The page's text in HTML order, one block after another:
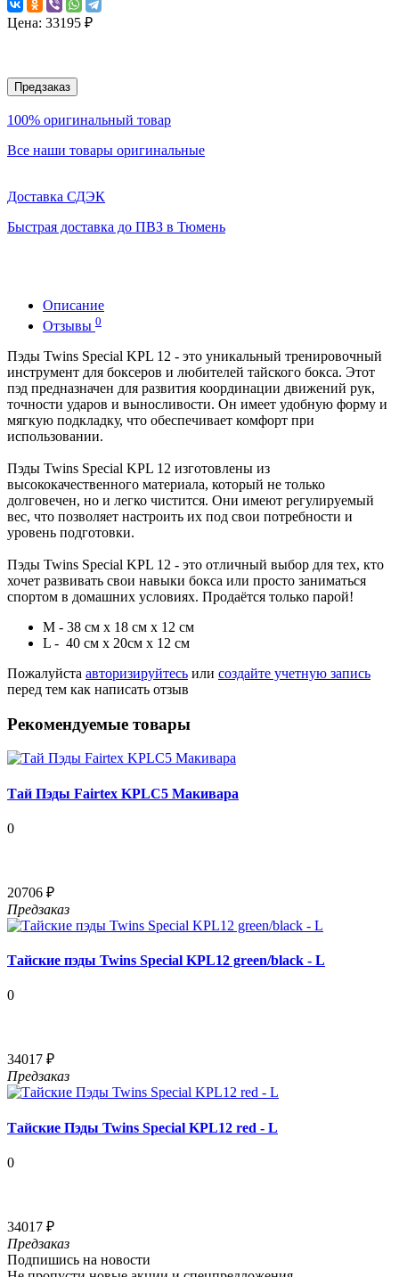
Цена: 33195 ₽
Предзаказ
100% оригинальный товар
Все наши товары оригинальные
Доставка СДЭК
Быстрая доставка до ПВЗ в Тюмень
Описание
Отзывы 0
Пэды Twins Special KPL 12 - это уникальный тренировочный
инструмент для боксеров и любителей тайского бокса. Этот
пэд предназначен для развития координации движений рук,
точности ударов и выносливости. Он имеет удобную форму и
мягкую подкладку, что обеспечивает комфорт при
использовании.
Пэды Twins Special KPL 12 изготовлены из
высококачественного материала, который не только
долговечен, но и легко чистится. Они имеют регулируемый
вес, что позволяет настроить их под свои потребности и
уровень подготовки.
Пэды Twins Special KPL 12 - это отличный выбор для тех, кто
хочет развивать свои навыки бокса или просто заниматься
спортом в домашних условиях. Продаётся только парой!
М - 38 см х 18 см х 12 см
L - 40 см х 20см х 12 см
Пожалуйста авторизируйтесь или создайте учетную запись
перед тем как написать отзыв
Рекомендуемые товары
Тай Пэды Fairtex KPLC5 Макивара
0
20706 ₽
Предзаказ
Тайские пэды Twins Special KPL12 green/black - L
0
34017 ₽
Предзаказ
Тайские Пэды Twins Special KPL12 red - L
0
34017 ₽
Предзаказ
Подпишись на новости